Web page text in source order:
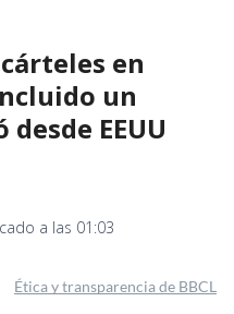
en
un
EEUU
a las 01:03
Ética y transparencia de BBCL